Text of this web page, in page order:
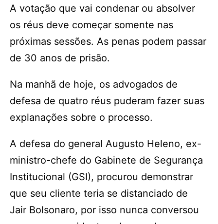
A votação que vai condenar ou absolver
os réus deve começar somente nas
próximas sessões. As penas podem passar
de 30 anos de prisão.
Na manhã de hoje, os advogados de
defesa de quatro réus puderam fazer suas
explanações sobre o processo.
A defesa do general Augusto Heleno, ex-
ministro-chefe do Gabinete de Segurança
Institucional (GSI), procurou demonstrar
que seu cliente teria se distanciado de
Jair Bolsonaro, por isso nunca conversou